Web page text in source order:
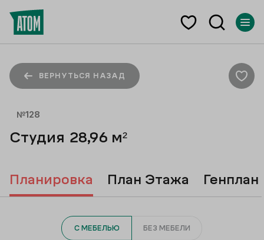
ВЕРНУТЬСЯ НАЗАД
№128
Студия 28,96 м²
Планировка План Этажа Генплан
С МЕБЕЛЬЮ БЕЗ МЕБЕЛИ